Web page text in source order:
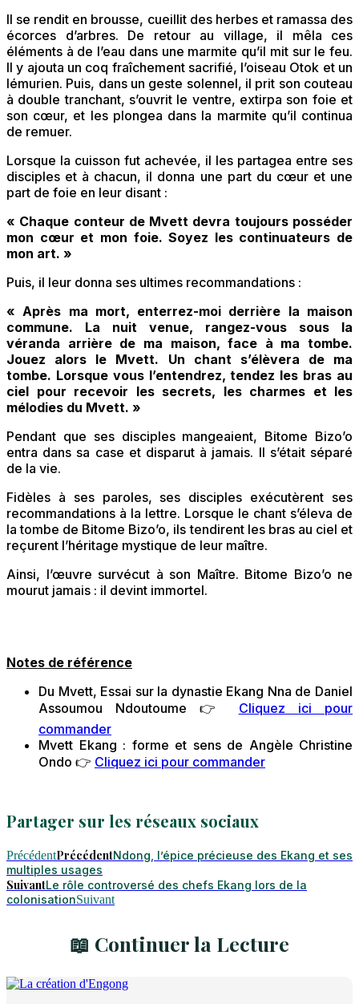
Il se rendit en brousse, cueillit des herbes et ramassa des
écorces d’arbres. De retour au village, il mêla ces
éléments à de l’eau dans une marmite qu’il mit sur le feu.
Il y ajouta un coq fraîchement sacrifié, l’oiseau Otok et un
lémurien. Puis, dans un geste solennel, il prit son couteau
à double tranchant, s’ouvrit le ventre, extirpa son foie et
son cœur, et les plongea dans la marmite qu’il continua
de remuer.
Lorsque la cuisson fut achevée, il les partagea entre ses
disciples et à chacun, il donna une part du cœur et une
part de foie en leur disant :
« Chaque conteur de Mvett devra toujours posséder
mon cœur et mon foie. Soyez les continuateurs de
mon art. »
Puis, il leur donna ses ultimes recommandations :
« Après ma mort, enterrez-moi derrière la maison
commune. La nuit venue, rangez-vous sous la
véranda arrière de ma maison, face à ma tombe.
Jouez alors le Mvett. Un chant s’élèvera de ma
tombe. Lorsque vous l’entendrez, tendez les bras au
ciel pour recevoir les secrets, les charmes et les
mélodies du Mvett. »
Pendant que ses disciples mangeaient, Bitome Bizo’o
entra dans sa case et disparut à jamais. Il s’était séparé
de la vie.
Fidèles à ses paroles, ses disciples exécutèrent ses
recommandations à la lettre. Lorsque le chant s’éleva de
la tombe de Bitome Bizo’o, ils tendirent les bras au ciel et
reçurent l’héritage mystique de leur maître.
Ainsi, l’œuvre survécut à son Maître. Bitome Bizo’o ne
mourut jamais : il devint immortel.
Notes de référence
Du Mvett, Essai sur la dynastie Ekang Nna de Daniel
Assoumou Ndoutoume 👉 Cliquez ici pour
commander
Mvett Ekang : forme et sens de Angèle Christine
Ondo 👉 Cliquez ici pour commander
Partager sur les réseaux sociaux
PrécédentPrécédentNdong, l’épice précieuse des Ekang et ses
multiples usages
SuivantLe rôle controversé des chefs Ekang lors de la
colonisationSuivant
📖 Continuer la Lecture